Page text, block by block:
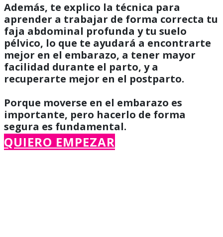
Además, te explico la técnica para
aprender a trabajar de forma correcta tu
faja abdominal profunda y tu suelo
pélvico, lo que te ayudará a encontrarte
mejor en el embarazo, a tener mayor
facilidad durante el parto, y a
recuperarte mejor en el postparto.
Porque moverse en el embarazo es
importante, pero hacerlo de forma
segura es fundamental.
QUIERO EMPEZAR